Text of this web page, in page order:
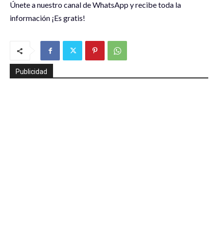
Únete a nuestro canal de WhatsApp y recibe toda la
información ¡Es gratis!
Publicidad